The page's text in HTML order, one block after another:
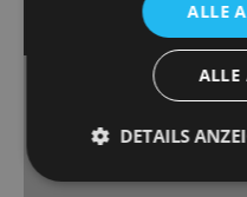
SÄCHSISCHE ZEITUNG
Märchenhafte
Mit einem
ALLE
ALLE
DETAILS